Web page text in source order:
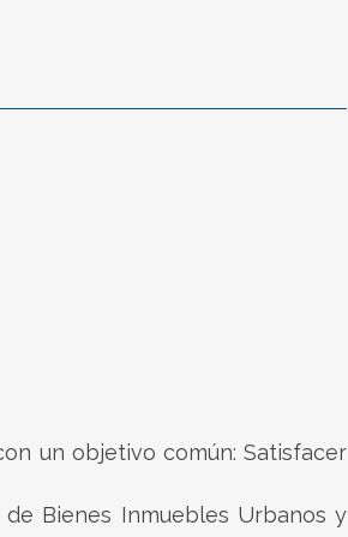
un objetivo común: Satisfacer
Bienes Inmuebles Urbanos y